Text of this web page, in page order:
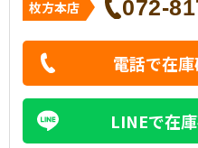
枚方本店 072-
電話で在
LINEで在